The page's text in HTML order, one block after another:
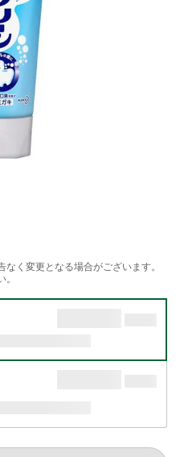
く変更となる場合がございます。